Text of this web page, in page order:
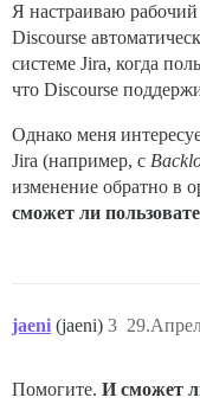
Я настраиваю
Discourse
системе Jira, когда
что Discourse
Однако меня
Jira (например, с
изменение обратно в
сможет ли
jaeni (jaeni) 3
Помогите. И сможет